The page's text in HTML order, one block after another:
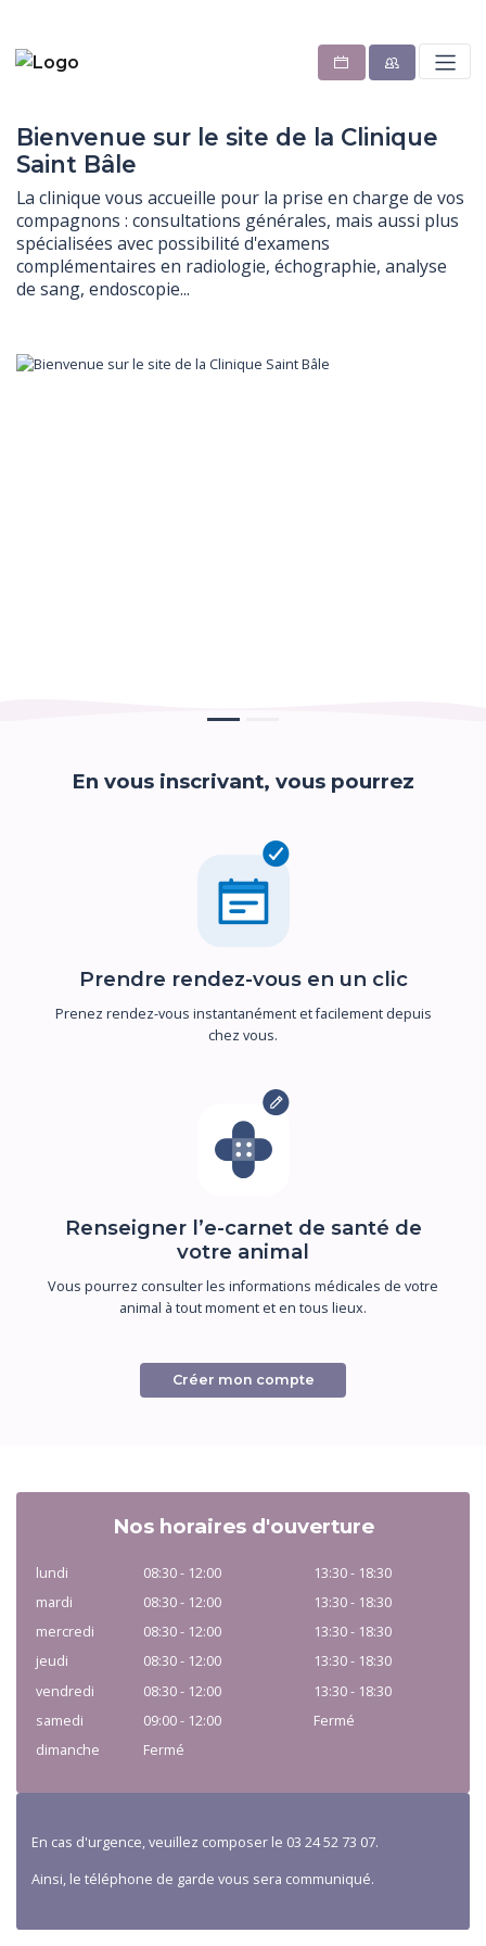
Bienvenue sur le site de la Clinique
Saint Bâle
La clinique vous accueille pour la prise en charge de vos
compagnons : consultations générales, mais aussi plus
spécialisées avec possibilité d'examens
complémentaires en radiologie, échographie, analyse
de sang, endoscopie...
En vous inscrivant, vous pourrez
Prendre rendez-vous en un clic
Prenez rendez-vous instantanément et facilement depuis
chez vous.
Renseigner l’e-carnet de santé de
votre animal
Vous pourrez consulter les informations médicales de votre
animal à tout moment et en tous lieux.
Créer mon compte
Nos horaires d'ouverture
lundi 08:30 - 12:00
13:30 - 18:30
mardi
08:30 - 12:00
13:30 - 18:30
mercredi
08:30 - 12:00
13:30 - 18:30
jeudi
08:30 - 12:00
13:30 - 18:30
vendredi
08:30 - 12:00
13:30 - 18:30
samedi
09:00 - 12:00
Fermé
dimanche
Fermé
En cas d'urgence, veuillez composer le 03 24 52 73 07.
Ainsi, le téléphone de garde vous sera communiqué.